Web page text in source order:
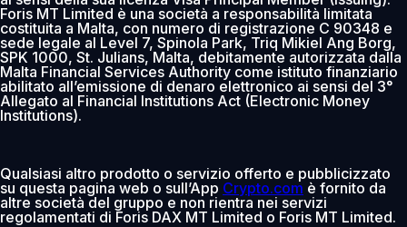
Foris MT Limited è una società a responsabilità limitata
costituita a Malta, con numero di registrazione C 90348 e
sede legale al Level 7, Spinola Park, Triq Mikiel Ang Borg,
SPK 1000, St. Julians, Malta, debitamente autorizzata dalla
Malta Financial Services Authority come istituto finanziario
abilitato all’emissione di denaro elettronico ai sensi del 3°
Allegato al Financial Institutions Act (Electronic Money
Institutions).
Qualsiasi altro prodotto o servizio offerto e pubblicizzato
su questa pagina web o sull’App Crypto.com è fornito da
altre società del gruppo e non rientra nei servizi
regolamentati di Foris DAX MT Limited o Foris MT Limited.